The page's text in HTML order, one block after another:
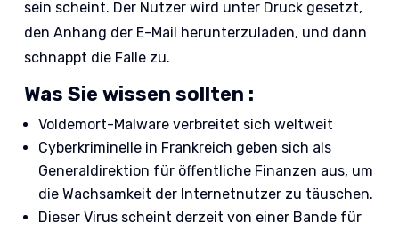
sein scheint. Der Nutzer wird unter Druck gesetzt,
den Anhang der E-Mail herunterzuladen, und dann
schnappt die Falle zu.
Was Sie wissen sollten :
Voldemort-Malware verbreitet sich weltweit
Cyberkriminelle in Frankreich geben sich als
Generaldirektion für öffentliche Finanzen aus, um
die Wachsamkeit der Internetnutzer zu täuschen.
Dieser Virus scheint derzeit von einer Bande für